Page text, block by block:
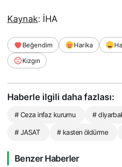
Kaynak: İHA
Beğendim Harika
Kızgın
Haberle ilgili daha fazlası:
# Ceza infaz kurumu #
# JASAT # kasten öldürme
Benzer Haberler